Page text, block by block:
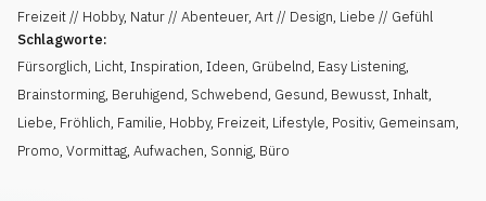
Freizeit // Hobby, Natur // Abenteuer, Art // Design, Liebe // Gefühl
Schlagworte:
Fürsorglich, Licht, Inspiration, Ideen, Grübelnd, Easy Listening,
Brainstorming, Beruhigend, Schwebend, Gesund, Bewusst, Inhalt,
Liebe, Fröhlich, Familie, Hobby, Freizeit, Lifestyle, Positiv, Gemeinsam,
Promo, Vormittag, Aufwachen, Sonnig, Büro